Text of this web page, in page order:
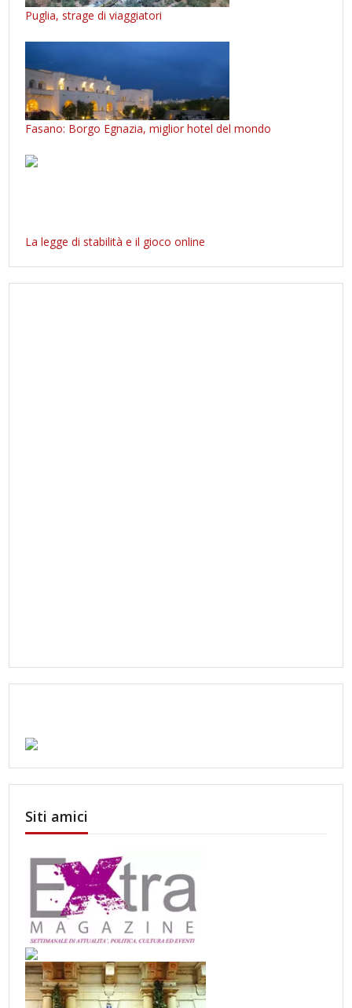
Puglia, strage di viaggiatori
Fasano: Borgo Egnazia, miglior hotel del mondo
La legge di stabilità e il gioco online
Siti amici